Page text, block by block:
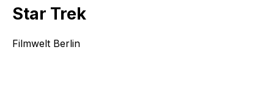
Star Trek
Filmwelt Berlin